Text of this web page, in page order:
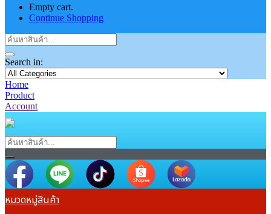
Empty cart.
Continue Shopping
Search in:
Home
Product
Account
หมวดหมู่สินค้า